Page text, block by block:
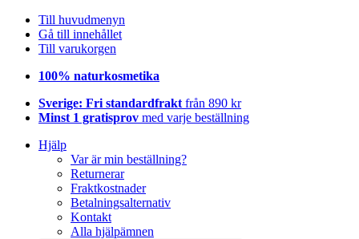
Till huvudmenyn
Gå till innehållet
Till varukorgen
100% naturkosmetika
Sverige: Fri standardfrakt från 890 kr
Minst 1 gratisprov med varje beställning
Hjälp
Var är min beställning?
Returnerar
Fraktkostnader
Betalningsalternativ
Kontakt
Alla hjälpämnen